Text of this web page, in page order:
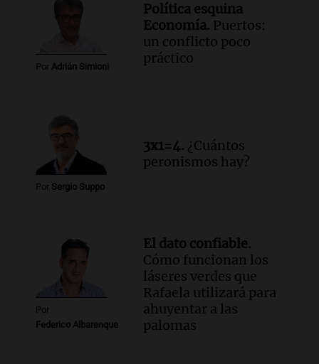
Por Adrián Simioni
Política esquina
Economía. Puertos:
un conflicto poco
práctico
Por Sergio Suppo
3x1=4. ¿Cuántos
peronismos hay?
Por
Federico Albarenque
El dato confiable.
Cómo funcionan los
láseres verdes que
Rafaela utilizará para
ahuyentar a las
palomas